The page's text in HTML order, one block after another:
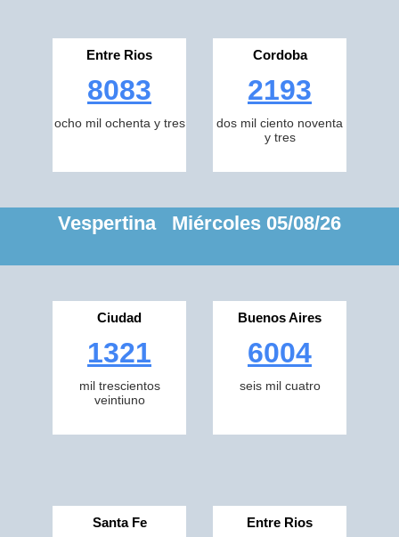
Entre Rios
8083
ocho mil ochenta y tres
Cordoba
2193
dos mil ciento noventa
y tres
Vespertina Miércoles 05/08/26
Ciudad
1321
mil trescientos
veintiuno
Buenos Aires
6004
seis mil cuatro
Santa Fe Entre Rios